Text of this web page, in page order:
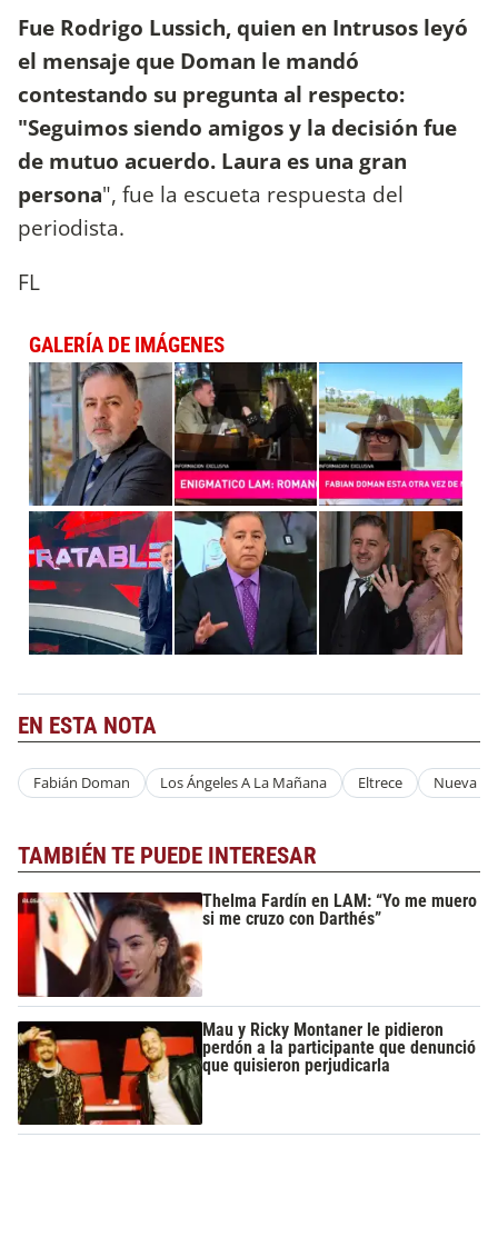
Fue Rodrigo Lussich, quien en Intrusos leyó
el mensaje que Doman le mandó
contestando su pregunta al respecto:
"Seguimos siendo amigos y la decisión fue
de mutuo acuerdo. Laura es una gran
persona", fue la escueta respuesta del
periodista.
FL
GALERÍA DE IMÁGENES
EN ESTA NOTA
Fabián Doman Los Ángeles A La Mañana Eltrece Nueva
TAMBIÉN TE PUEDE INTERESAR
Thelma Fardín en LAM: “Yo me muero
si me cruzo con Darthés”
Mau y Ricky Montaner le pidieron
perdón a la participante que denunció
que quisieron perjudicarla